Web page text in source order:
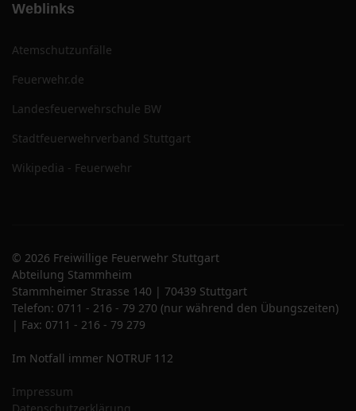
Weblinks
Atemschutzunfälle
Feuerwehr.de
Landesfeuerwehrschule BW
Stadtfeuerwehrverband Stuttgart
Wikipedia - Feuerwehr
© 2026 Freiwillige Feuerwehr Stuttgart
Abteilung Stammheim
Stammheimer Strasse 140 | 70439 Stuttgart
Telefon: 0711 - 216 - 79 270 (nur während den Übungszeiten)
| Fax: 0711 - 216 - 79 279
Im Notfall immer NOTRUF 112
Impressum